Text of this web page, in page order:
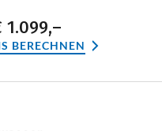
1.099,–
BERECHNEN